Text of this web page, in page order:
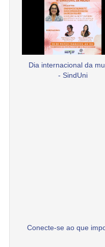
Dia internacional da
- SindUni
Conecte-se ao que